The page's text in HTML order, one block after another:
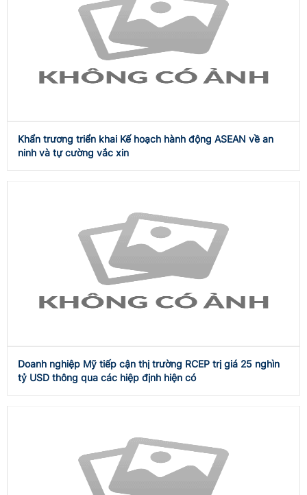
Khẩn trương triển khai Kế hoạch hành động ASEAN về an
ninh và tự cường vắc xin
Doanh nghiệp Mỹ tiếp cận thị trường RCEP trị giá 25 nghìn
tỷ USD thông qua các hiệp định hiện có